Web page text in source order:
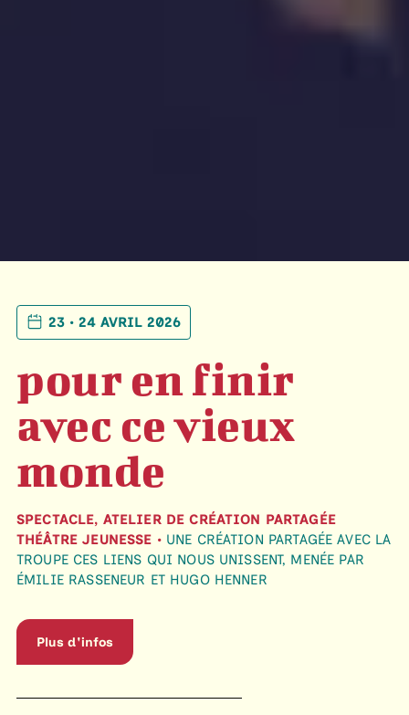
23 • 24 AVRIL 2026
pour en finir
avec ce vieux
monde
SPECTACLE, ATELIER DE CRÉATION PARTAGÉE
THÉÂTRE JEUNESSE • UNE CRÉATION PARTAGÉE AVEC LA
TROUPE CES LIENS QUI NOUS UNISSENT, MENÉE PAR
ÉMILIE RASSENEUR ET HUGO HENNER
Plus d'infos